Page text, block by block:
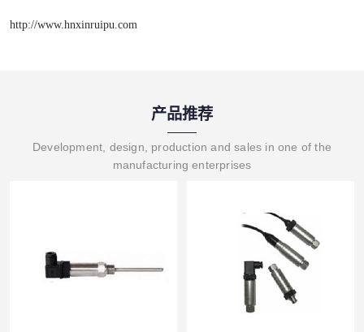
http://www.hnxinruipu.com
产品推荐
Development, design, production and sales in one of the
manufacturing enterprises